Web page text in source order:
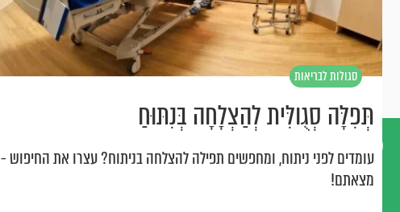
דברו
סגולות לבריאות
תְּפִלָּה סְגֻולִּית לְהַצְלָחָה בְּנִתּוּחַ
עומדים לפני ניתוח, ומחפשים תפילה להצלחה בניתוח? עצרו את החיפוש -
מצאתם!